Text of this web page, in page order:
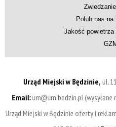
Polub nas na
Jakość powietrza
Urząd Miejski w Będzinie, ul.
Email:um@um.bedzin.pl
Urząd Miejski w Będzinie oferty i